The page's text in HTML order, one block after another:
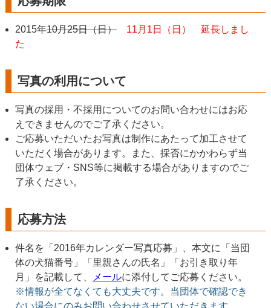
2015年10月25日（日）
11月1日（日） 延長しまし
た
写真の利用について
写真の採用・不採用についてのお問い合わせにはお応
えできませんのでご了承ください。
ご応募いただいたお写真は制作にあたって加工させて
いただく場合があります。また、採否にかかわらず当
団体ウェブ・SNS等に掲載する場合がありますのでご
了承ください。
応募方法
件名を「2016年カレンダー写真応募」、本文に「当団
体の犬猫番号」「里親さんの氏名」「お引き取り年
月」を記載して、
メールに添付してご応募ください。
※情報が全てなくても大丈夫です。当団体で確認でき
ない場合にのみお問い合わせさせていただきます。